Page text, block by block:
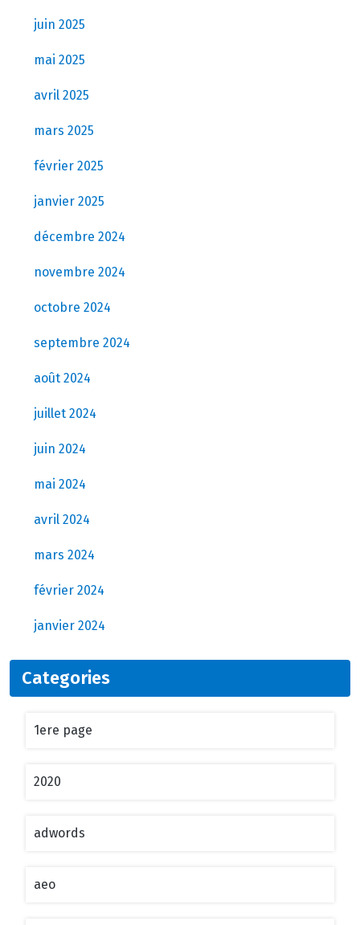
juin 2025
mai 2025
avril 2025
mars 2025
février 2025
janvier 2025
décembre 2024
novembre 2024
octobre 2024
septembre 2024
août 2024
juillet 2024
juin 2024
mai 2024
avril 2024
mars 2024
février 2024
janvier 2024
Categories
1ere page
2020
adwords
aeo